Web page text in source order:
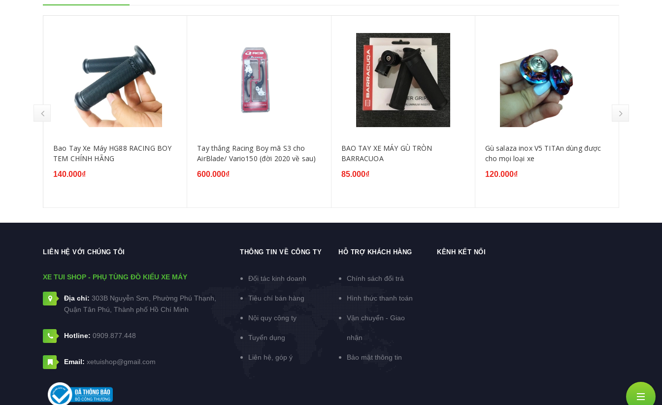
Bao Tay Xe Máy HG88 RACING BOY
TEM CHÍNH HÃNG
140.000₫
Tay thắng Racing Boy mã S3 cho
AirBlade/ Vario150 (đời 2020 về sau)
600.000₫
BAO TAY XE MÁY GÙ TRÒN
BARRACUOA
85.000₫
Gù salaza inox V5 TITAn dùng được
cho mọi loại xe
120.000₫
LIÊN HỆ VỚI CHÚNG TÔI
XE TUI SHOP - PHỤ TÙNG ĐỒ KIỂU XE MÁY
Địa chỉ: 303B Nguyễn Sơn, Phường Phú Thạnh,
Quận Tân Phú, Thành phố Hồ Chí Minh
Hotline: 0909.877.448
Email: xetuishop@gmail.com
THÔNG TIN VỀ CÔNG TY
Đối tác kinh doanh
Tiêu chí bán hàng
Nội quy công ty
Tuyển dụng
Liên hệ, góp ý
HỖ TRỢ KHÁCH HÀNG
Chính sách đổi trả
Hình thức thanh toán
Vận chuyển - Giao
nhận
Bảo mật thông tin
KÊNH KẾT NỐI